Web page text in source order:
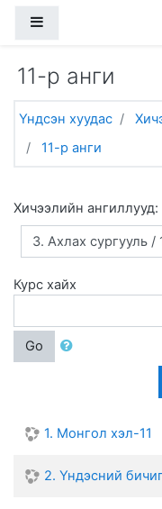
Хажуугийн
11-р анги
Үндсэн хуудас
11-р анги
Хичээлийн ангиллууд:
Курс хайх
Go
1. Монгол хэл-11
2. Үндэсний